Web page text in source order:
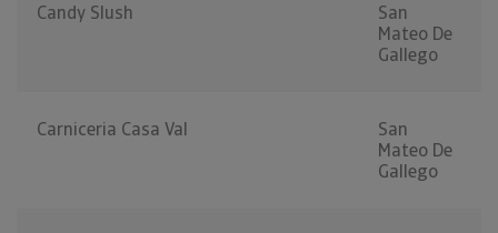
Candy Slush
San
Mateo De
Gallego
Carniceria Casa Val
San
Mateo De
Gallego